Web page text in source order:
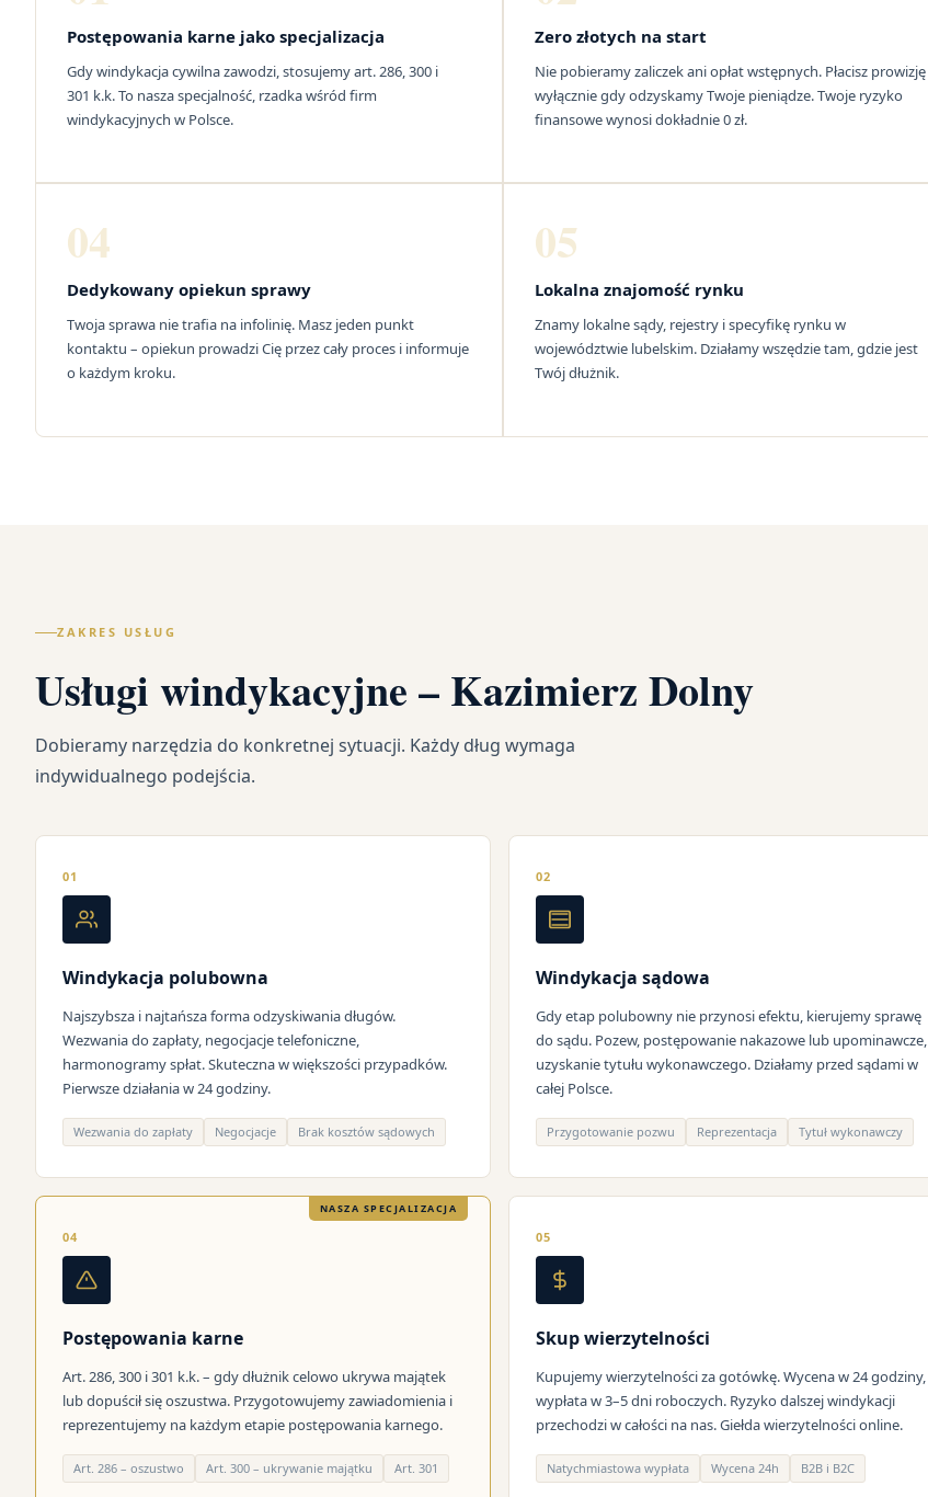
Postępowania karne jako specjalizacja
Gdy windykacja cywilna zawodzi, stosujemy art. 286, 300 i
301 k.k. To nasza specjalność, rzadka wśród firm
windykacyjnych w Polsce.
Zero złotych na start
Nie pobieramy zaliczek ani opłat wstępnych. Płacisz prowizję
wyłącznie gdy odzyskamy Twoje pieniądze. Twoje ryzyko
finansowe wynosi dokładnie 0 zł.
04
Dedykowany opiekun sprawy
Twoja sprawa nie trafia na infolinię. Masz jeden punkt
kontaktu – opiekun prowadzi Cię przez cały proces i informuje
o każdym kroku.
05
Lokalna znajomość rynku
Znamy lokalne sądy, rejestry i specyfikę rynku w
województwie lubelskim. Działamy wszędzie tam, gdzie jest
Twój dłużnik.
ZAKRES USŁUG
Usługi windykacyjne – Kazimierz Dolny
Dobieramy narzędzia do konkretnej sytuacji. Każdy dług wymaga
indywidualnego podejścia.
01
Windykacja polubowna
Najszybsza i najtańsza forma odzyskiwania długów.
Wezwania do zapłaty, negocjacje telefoniczne,
harmonogramy spłat. Skuteczna w większości przypadków.
Pierwsze działania w 24 godziny.
Wezwania do zapłaty Negocjacje Brak kosztów sądowych
02
Windykacja sądowa
Gdy etap polubowny nie przynosi efektu, kierujemy sprawę
do sądu. Pozew, postępowanie nakazowe lub upominawcze,
uzyskanie tytułu wykonawczego. Działamy przed sądami w
całej Polsce.
Przygotowanie pozwu Reprezentacja Tytuł wykonawczy
NASZA SPECJALIZACJA
04
Postępowania karne
Art. 286, 300 i 301 k.k. – gdy dłużnik celowo ukrywa majątek
lub dopuścił się oszustwa. Przygotowujemy zawiadomienia i
reprezentujemy na każdym etapie postępowania karnego.
Art. 286 – oszustwo Art. 300 – ukrywanie majątku Art. 301
05
Skup wierzytelności
Kupujemy wierzytelności za gotówkę. Wycena w 24 godziny,
wypłata w 3–5 dni roboczych. Ryzyko dalszej windykacji
przechodzi w całości na nas. Giełda wierzytelności online.
Natychmiastowa wypłata Wycena 24h B2B i B2C